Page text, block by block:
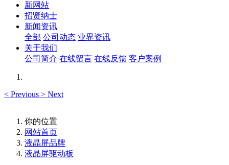
新网站
招贤纳士
新闻资讯
全部 公司动态 业界资讯
关于我们
公司简介 在线留言 在线反馈 客户案例
< Previous > Next
你的位置
网站首页
液晶屏品牌
液晶屏驱动板